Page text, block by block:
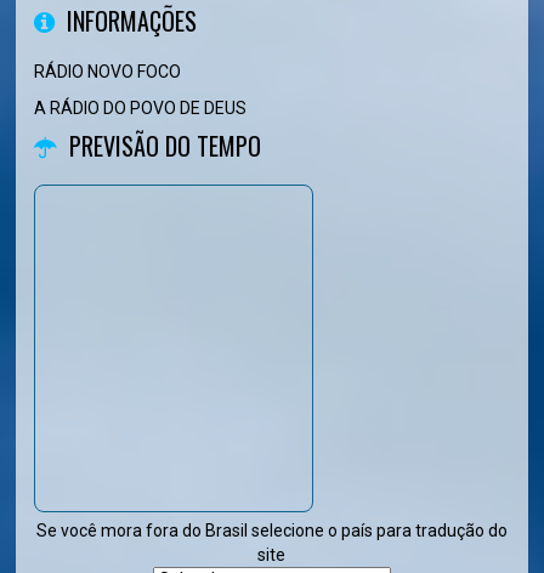
INFORMAÇÕES
RÁDIO NOVO FOCO
A RÁDIO DO POVO DE DEUS
PREVISÃO DO TEMPO
Se você mora fora do Brasil selecione o país para tradução do
site